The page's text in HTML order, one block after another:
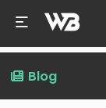
Blog